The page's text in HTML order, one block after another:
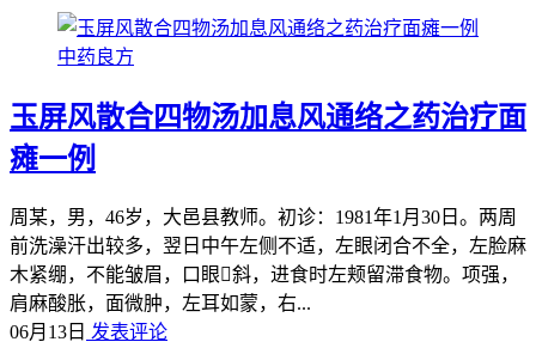
中药良方
玉屏风散合四物汤加息风通络之药治疗面
瘫一例
周某，男，46岁，大邑县教师。初诊：1981年1月30日。两周
前洗澡汗出较多，翌日中午左侧不适，左眼闭合不全，左脸麻
木紧绷，不能皱眉，口眼斜，进食时左颊留滞食物。项强，
肩麻酸胀，面微肿，左耳如蒙，右...
06月13日 发表评论